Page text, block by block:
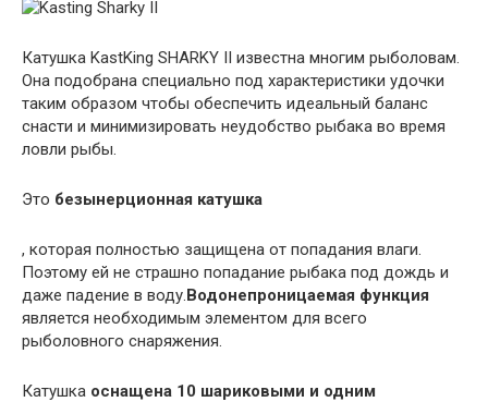
Катушка KastKing SHARKY II известна многим рыболовам.
Она подобрана специально под характеристики удочки
таким образом чтобы обеспечить идеальный баланс
снасти и минимизировать неудобство рыбака во время
ловли рыбы.
Это безынерционная катушка
, которая полностью защищена от попадания влаги.
Поэтому ей не страшно попадание рыбака под дождь и
даже падение в воду.Водонепроницаемая функция
является необходимым элементом для всего
рыболовного снаряжения.
Катушка оснащена 10 шариковыми и одним